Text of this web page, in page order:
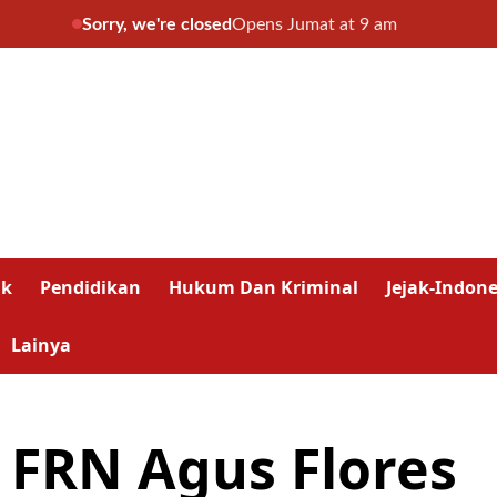
Sorry, we're closedOpens Jumat at 9 am
Pendidikan Hukum Dan Kriminal Jejak-
Lainya
Agus Flores